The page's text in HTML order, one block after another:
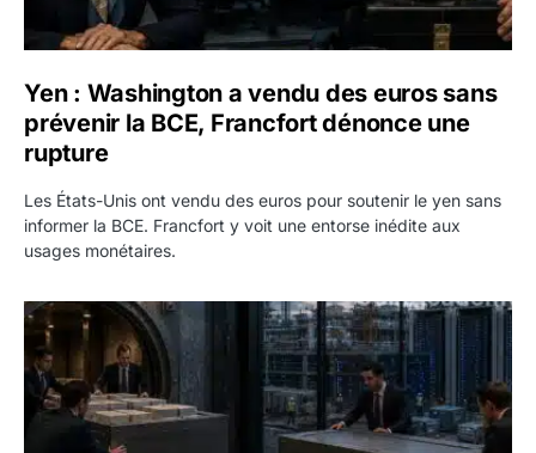
Yen : Washington a vendu des euros sans
prévenir la BCE, Francfort dénonce une
rupture
Les États-Unis ont vendu des euros pour soutenir le yen sans
informer la BCE. Francfort y voit une entorse inédite aux
usages monétaires.
Jane Street négocie le transfert de 11 milliards de